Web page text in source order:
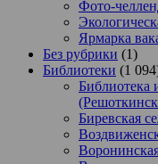
Фото-
Ярмарка
Без рубрики (1)
Библиотеки (1
Биревская